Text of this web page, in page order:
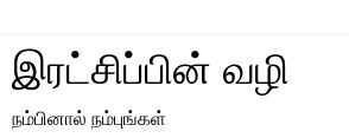
இரட்சிப்பின் வழி
நம்பினால் நம்புங்கள்